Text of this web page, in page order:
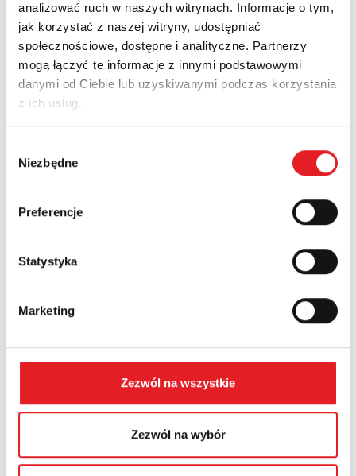
analizować ruch w naszych witrynach. Informacje o tym,
jak korzystać z naszej witryny, udostępniać
społecznościowe, dostępne i analityczne. Partnerzy
mogą łączyć te informacje z innymi podstawowymi
danymi od Ciebie lub uzyskiwanymi podczas korzystania
z ich usług.
zgody
Niezbędne
Preferencje
Statystyka
Marketing
Zezwól na wszystkie
Zezwól na wybór
Imię i nazwisko: *
Adres e-mail: *
Numer telefonu:
Województwo:
Wyrażam zgodę na przetwarzanie moich danych
osobowych przez Relpol S.A. Więcej informacji na